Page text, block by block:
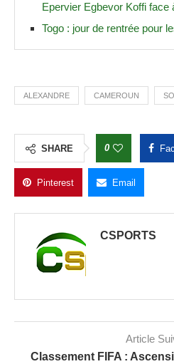
Epervier Egbevor Koffi face
Togo : jour de rentrée pour
ALEXANDRE CAMEROUN
SHARE 0
Pinterest Email
CSPORTS
Article
Classement FIFA :